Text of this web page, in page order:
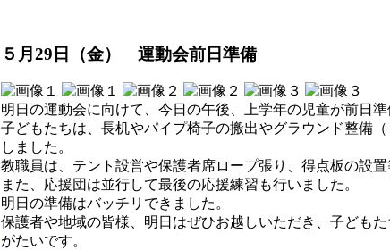
５月29日（金） 運動会前日準備
明日の運動会に向けて、今日の午後、上学年の児童が前日準
子どもたちは、長机やパイプ椅子の搬出やグラウンド整備
しました。
教職員は、テント設営や保護者席ロープ張り、得点板の設置
また、応援団は並行して最後の応援練習も行いました。
明日の準備はバッチリできました。
保護者や地域の皆様、明日はぜひお越しいただき、子ども
がたいです。